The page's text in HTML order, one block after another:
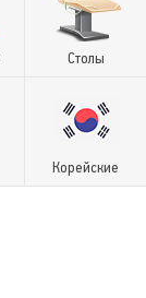
Столы
Корейские